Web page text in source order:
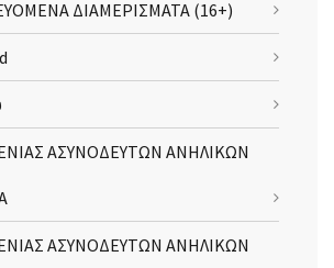
ΔΙΑΜΕΡΙΣΜΑΤΑ (16+)
ΑΣΥΝΟΔΕΥΤΩΝ ΑΝΗΛΙΚΩΝ
ΑΣΥΝΟΔΕΥΤΩΝ ΑΝΗΛΙΚΩΝ